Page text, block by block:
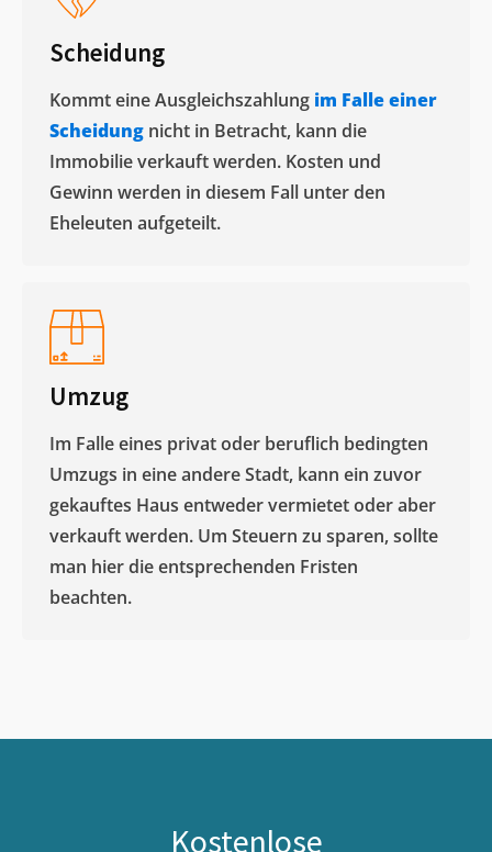
Scheidung
Kommt eine Ausgleichszahlung im Falle einer
Scheidung nicht in Betracht, kann die
Immobilie verkauft werden. Kosten und
Gewinn werden in diesem Fall unter den
Eheleuten aufgeteilt.​
Umzug
Im Falle eines privat oder beruflich bedingten
Umzugs in eine andere Stadt, kann ein zuvor
gekauftes Haus entweder vermietet oder aber
verkauft werden. Um Steuern zu sparen, sollte
man hier die entsprechenden Fristen
beachten.
Kostenlose